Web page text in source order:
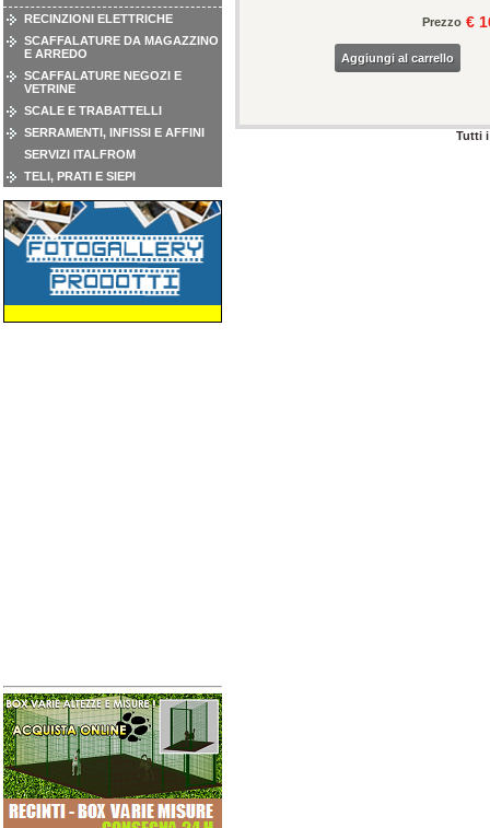
RECINZIONI ELETTRICHE
SCAFFALATURE DA MAGAZZINO
E ARREDO
SCAFFALATURE NEGOZI E
VETRINE
SCALE E TRABATTELLI
SERRAMENTI, INFISSI E AFFINI
SERVIZI ITALFROM
TELI, PRATI E SIEPI
Prezzo €
Aggiungi al carrello
Tutti